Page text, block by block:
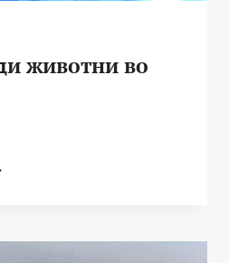
животни во